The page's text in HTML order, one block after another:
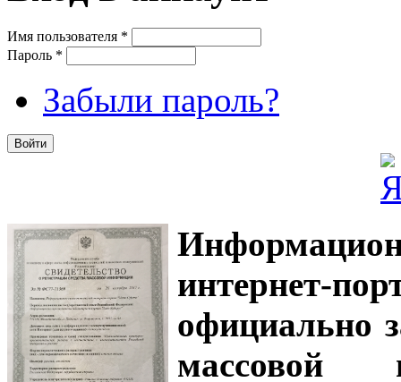
Имя пользователя *
Пароль *
Забыли пароль?
интернет-
официально